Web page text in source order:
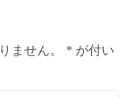
ません。 * が付い